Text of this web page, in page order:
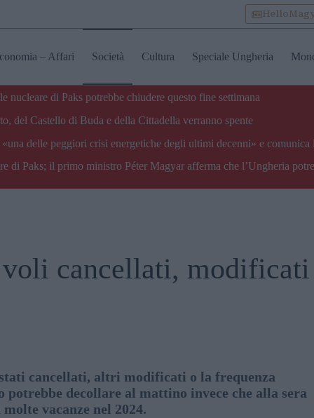
– Affari Società Cultura Speciale Ungheria
nucleare di Paks potrebbe chiudere questo fine settimana
del Castello di Buda e della Cittadella verranno spente
delle peggiori crisi energetiche degli ultimi decenni» e comunica
di Paks; il primo ministro Péter Magyar afferma che l’Ungheria
cancellati, modificati
cancellati, altri modificati o la frequenza
decollare al mattino invece che alla sera
vacanze nel 2024.